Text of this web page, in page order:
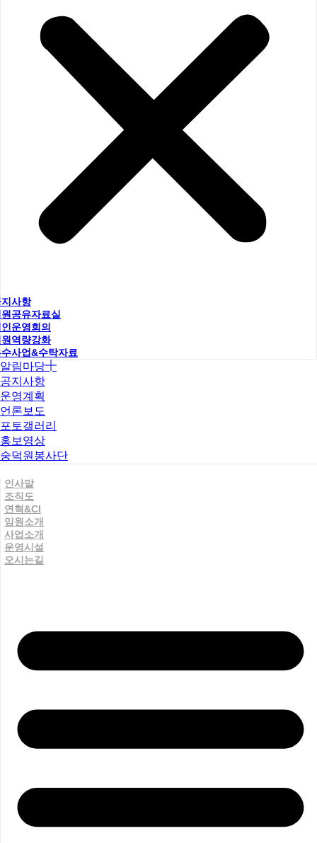
사항
공유자료실
운영회의
역량강화
사업&수탁자료
알림마당
공지사항
운영계획
언론보도
포토갤러리
홍보영상
숭덕원봉사단
인사말
조직도
연혁&CI
임원소개
사업소개
운영시설
오시는길